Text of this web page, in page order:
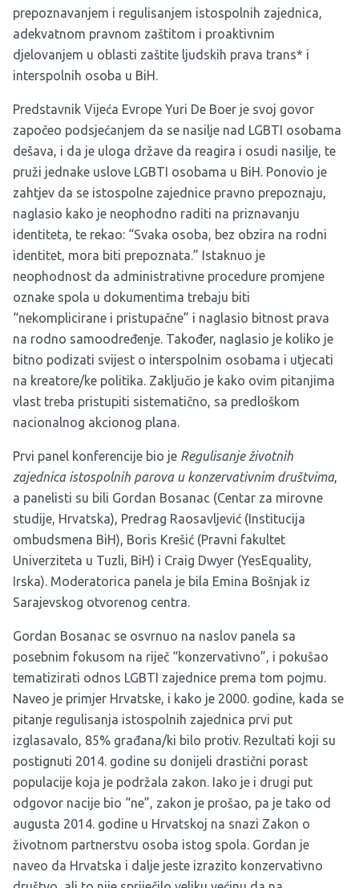
prepoznavanjem i regulisanjem istospolnih zajednica,
adekvatnom pravnom zaštitom i proaktivnim
djelovanjem u oblasti zaštite ljudskih prava trans* i
interspolnih osoba u BiH.
Predstavnik Vijeća Evrope Yuri De Boer je svoj govor
započeo podsjećanjem da se nasilje nad LGBTI osobama
dešava, i da je uloga države da reagira i osudi nasilje, te
pruži jednake uslove LGBTI osobama u BiH. Ponovio je
zahtjev da se istospolne zajednice pravno prepoznaju,
naglasio kako je neophodno raditi na priznavanju
identiteta, te rekao: “Svaka osoba, bez obzira na rodni
identitet, mora biti prepoznata.” Istaknuo je
neophodnost da administrativne procedure promjene
oznake spola u dokumentima trebaju biti
“nekomplicirane i pristupačne” i naglasio bitnost prava
na rodno samoodređenje. Također, naglasio je koliko je
bitno podizati svijest o interspolnim osobama i utjecati
na kreatore/ke politika. Zaključio je kako ovim pitanjima
vlast treba pristupiti sistematično, sa predloškom
nacionalnog akcionog plana.
Prvi panel konferencije bio je Regulisanje životnih
zajednica istospolnih parova u konzervativnim društvima,
a panelisti su bili Gordan Bosanac (Centar za mirovne
studije, Hrvatska), Predrag Raosavljević (Institucija
ombudsmena BiH), Boris Krešić (Pravni fakultet
Univerziteta u Tuzli, BiH) i Craig Dwyer (YesEquality,
Irska). Moderatorica panela je bila Emina Bošnjak iz
Sarajevskog otvorenog centra.
Gordan Bosanac se osvrnuo na naslov panela sa
posebnim fokusom na riječ “konzervativno”, i pokušao
tematizirati odnos LGBTI zajednice prema tom pojmu.
Naveo je primjer Hrvatske, i kako je 2000. godine, kada se
pitanje regulisanja istospolnih zajednica prvi put
izglasavalo, 85% građana/ki bilo protiv. Rezultati koji su
postignuti 2014. godine su donijeli drastični porast
populacije koja je podržala zakon. Iako je i drugi put
odgovor nacije bio “ne”, zakon je prošao, pa je tako od
augusta 2014. godine u Hrvatskoj na snazi Zakon o
životnom partnerstvu osoba istog spola. Gordan je
naveo da Hrvatska i dalje jeste izrazito konzervativno